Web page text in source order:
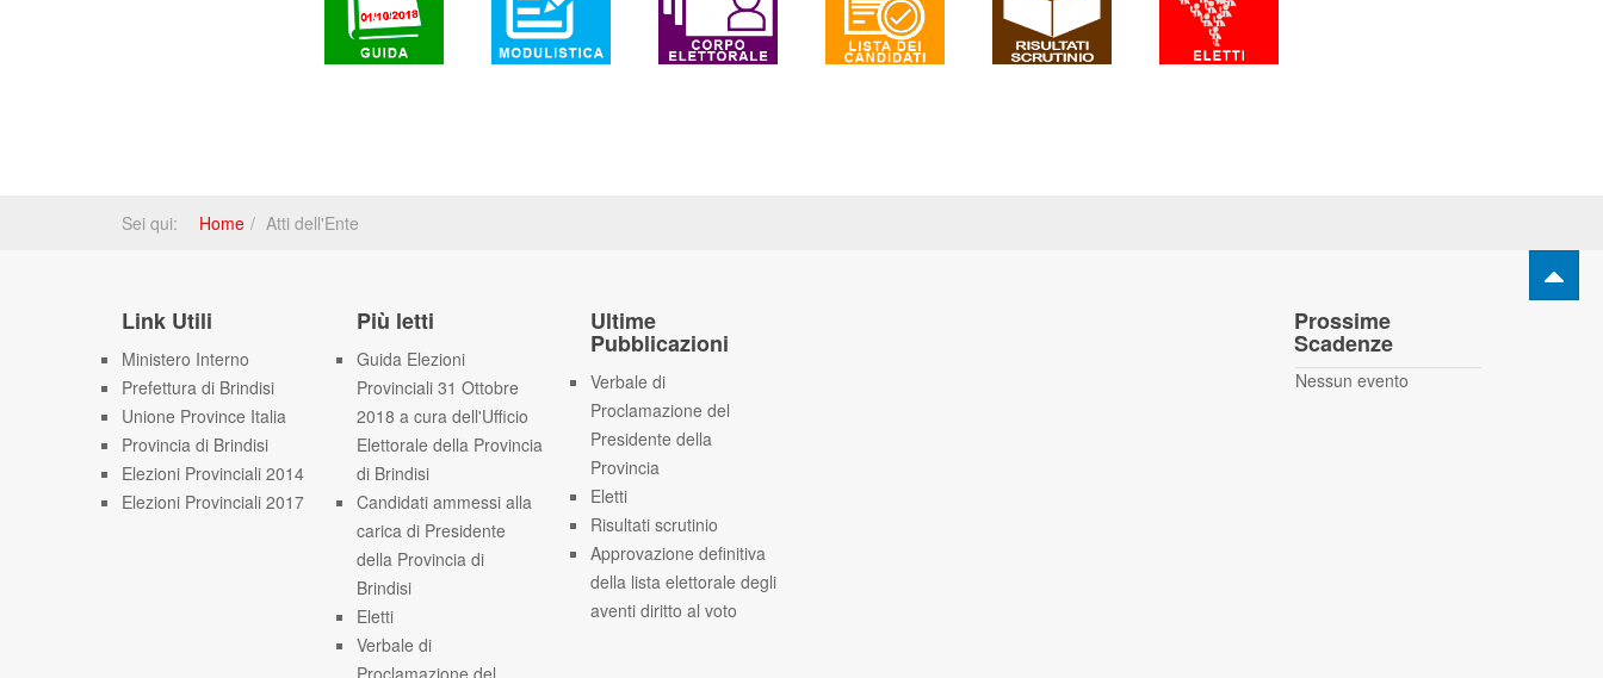
Sei qui: Home Atti dell'Ente
Link Utili
Ministero Interno
Prefettura di Brindisi
Unione Province Italia
Provincia di Brindisi
Elezioni Provinciali 2014
Elezioni Provinciali 2017
Più letti
Guida Elezioni
Provinciali 31 Ottobre
2018 a cura dell'Ufficio
Elettorale della Provincia
di Brindisi
Candidati ammessi alla
carica di Presidente
della Provincia di
Brindisi
Eletti
Verbale di
Ultime
Pubblicazioni
Verbale di
Proclamazione del
Presidente della
Provincia
Eletti
Risultati scrutinio
Approvazione definitiva
della lista elettorale degli
aventi diritto al voto
Prossime
Scadenze
Nessun evento